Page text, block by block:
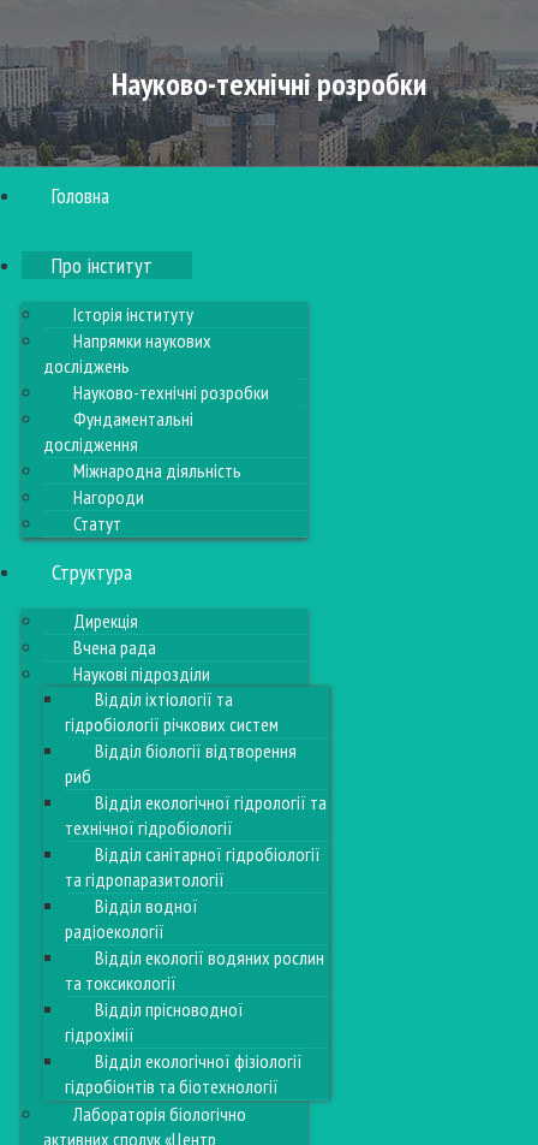
Головна
Про інститут
Історія інституту
Напрямки наукових
досліджень
Науково-технічні розробки
Фундаментальні
дослідження
Міжнародна діяльність
Нагороди
Статут
Структура
Дирекція
Вчена рада
Наукові підрозділи
Відділ іхтіології та
гідробіології річкових систем
Відділ біології відтворення
риб
Відділ екологічної гідрології та
технічної гідробіології
Відділ санітарної гідробіології
та гідропаразитології
Відділ водної
радіоекології
Відділ екології водяних рослин
та токсикології
Відділ прісноводної
гідрохімії
Відділ екологічної фізіології
гідробіонтів та біотехнології
Лабораторія біологічно
активних сполук «Центр
Науково-технічні розробки